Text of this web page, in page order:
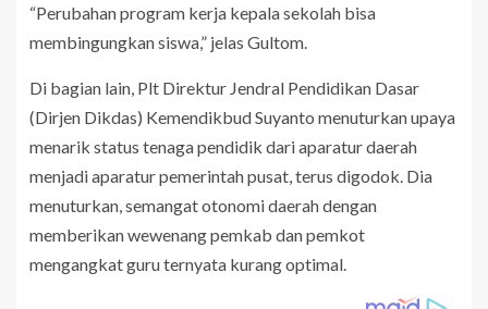
“Perubahan program kerja kepala sekolah bisa
membingungkan siswa,” jelas Gultom.
Di bagian lain, Plt Direktur Jendral Pendidikan Dasar
(Dirjen Dikdas) Kemendikbud Suyanto menuturkan upaya
menarik status tenaga pendidik dari aparatur daerah
menjadi aparatur pemerintah pusat, terus digodok. Dia
menuturkan, semangat otonomi daerah dengan
memberikan wewenang pemkab dan pemkot
mengangkat guru ternyata kurang optimal.